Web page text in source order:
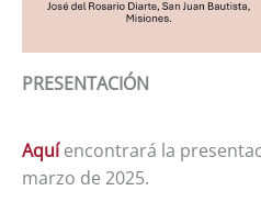
PRESENTACIÓN
Aquíencontrará la
marzo de 2025.